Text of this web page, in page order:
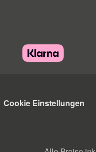
Cookie Einstellungen